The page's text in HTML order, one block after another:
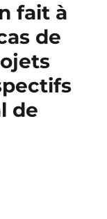
fait à
de
de